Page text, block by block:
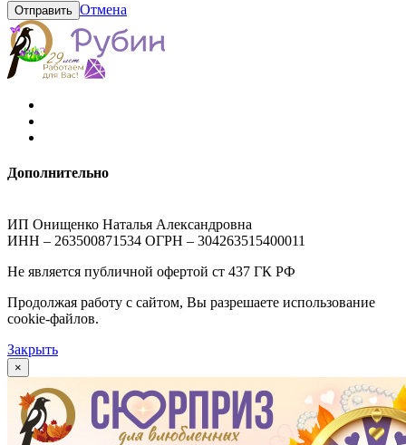
Отправить Отмена
Дополнительно
ИП Онищенко Наталья Александровна
ИНН – 263500871534 ОГРН – 304263515400011
Не является публичной офертой ст 437 ГК РФ
Продолжая работу с сайтом, Вы разрешаете использование
cookie-файлов.
Закрыть
×